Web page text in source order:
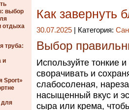
выбор
отдыха
труба:
и
Sport»
для
Как завернуть
30.07.2025 | Категория:
Выбор
Используйте тонкие
сворачивать и
слабосоленая,
насыщенный вкус и
сыра или крема,